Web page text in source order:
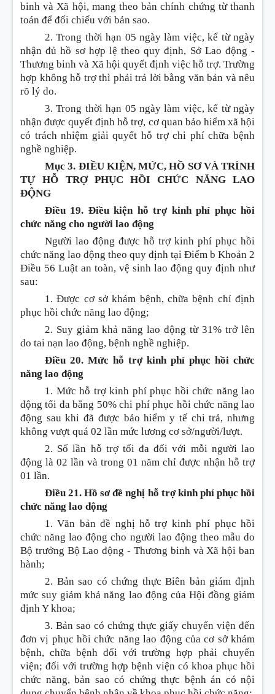
binh và Xã hội, mang theo bản chính chứng từ thanh
toán để đối chiếu với bản sao.
2. Trong thời hạn 05 ngày làm việc, kể từ ngày
nhận đủ hồ sơ hợp lệ theo quy định, Sở Lao động -
Thương binh và Xã hội quyết định việc hỗ trợ. Trường
hợp không hỗ trợ thì phải trả lời bằng văn bản và nêu
rõ lý do.
3. Trong thời hạn 05 ngày làm việc, kể từ ngày
nhận được quyết định hỗ trợ, cơ quan bảo hiểm xã hội
có trách nhiệm giải quyết hỗ trợ chi phí chữa bệnh
nghề nghiệp.
Mục 3. ĐIỀU KIỆN, MỨC, HỒ SƠ VÀ TRÌNH
TỰ HỖ TRỢ PHỤC HỒI CHỨC NĂNG LAO
ĐỘNG
Điều 19. Điều kiện hỗ trợ kinh phí phục hồi
chức năng cho người lao động
Người lao động được hỗ trợ kinh phí phục hồi
chức năng lao động theo quy định tại Điểm b Khoản 2
Điều 56 Luật an toàn, vệ sinh lao động quy định như
sau:
1. Được cơsở khám bệnh, chữa bệnh chỉ định
phục hồi chức năng lao động;
2. Suy giảm khả năng lao động từ 31% trở lên
do tai nạn lao động, bệnh nghề nghiệp.
Điều 20. Mức hỗ trợ kinh phí phục hồi chức
năng lao động
1. Mức hỗ trợ kinh phí phục hồi chức năng lao
động tối đa bằng 50% chi phí phục hồi chức năng lao
động sau khi đã được bảo hiểm y tế chi trả, nhưng
không vượt quá 02 lần mức lương cơ sở/người/lượt.
2. Sốlần hỗ trợ tối đa đối với mỗi người lao
động là 02 lần và trong 01 năm chỉ được nhận hỗ trợ
01 lần.
Điều 21. Hồ sơ đề nghị hỗ trợ kinh phí phục hồi
chức năng lao động
1. Văn bản đề nghị hỗ trợ kinh phí phục hồi
chức năng lao động cho người lao động theo mẫu do
Bộ trưởng Bộ Lao động - Thương binh và Xã hội ban
hành;
2. Bản sao có chứng thực Biên bản giám định
mức suy giảm khả năng lao động của Hội đồng giám
định Y khoa;
3. Bản sao có chứng thực giấy chuyển viện đến
đơn vị phục hồi chức năng lao động của cơ sở khám
bệnh, chữa bệnh đối với trường hợp phải chuyển
viện; đối với trường hợp bệnh viện có khoa phục hồi
chức năng, bản sao có chứng thực bệnh án có nội